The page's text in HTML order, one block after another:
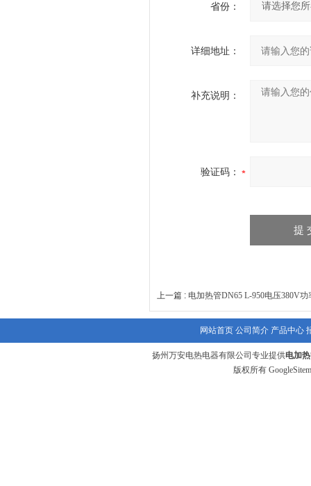
省份：
详细地址：
补充说明：
验证码：
上一篇 : 电加热管DN65 L-950电压380V功
网站首页 公司简介 产品中心
扬州万安电热电器有限公司专业提供电加
版权所有